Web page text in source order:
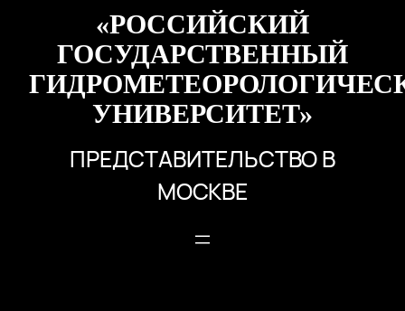
«РОССИЙСКИЙ
ГОСУДАРСТВЕННЫЙ
УНИВЕРСИТЕТ»
ПРЕДСТАВИТЕЛЬСТВО В
МОСКВЕ